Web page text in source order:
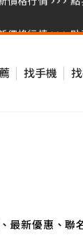
格行情 >>> 點
找手機
最新優惠、聯